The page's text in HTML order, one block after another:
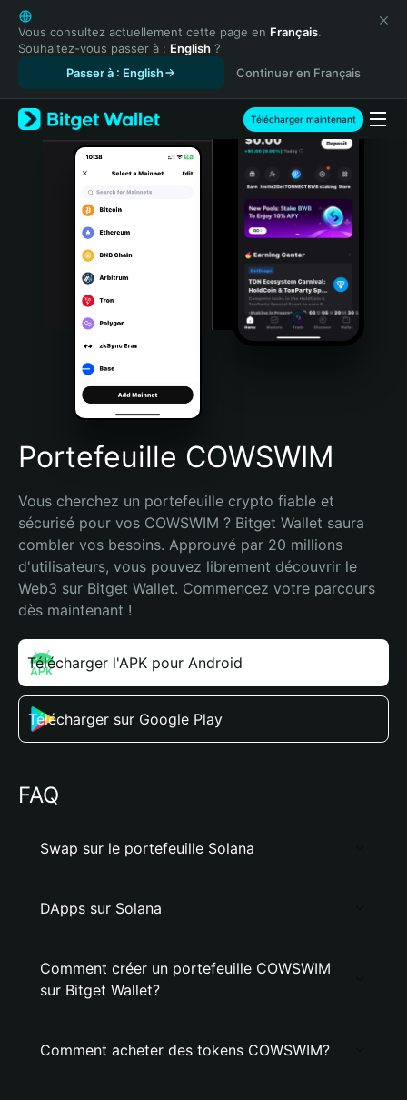
English
日本語
Tiếng Việt
Español (Latinoamérica)
Türkçe
Italiano
Português (Portugal)
Bahasa Indonesia
Português (Brasil)
Español (Argentina)
Vous consultez actuellement cette page en Français.
Souhaitez-vous passer à : English ?
Passer à : English
Continuer en Français
Télécharger maintenant
Portefeuille COWSWIM
Vous cherchez un portefeuille crypto fiable et
sécurisé pour vos COWSWIM ? Bitget Wallet saura
combler vos besoins. Approuvé par 20 millions
d'utilisateurs, vous pouvez librement découvrir le
Web3 sur Bitget Wallet. Commencez votre parcours
dès maintenant !
Télécharger l'APK pour Android
Télécharger sur Google Play
FAQ
Swap sur le portefeuille Solana
DApps sur Solana
Comment créer un portefeuille COWSWIM
sur Bitget Wallet?
Comment acheter des tokens COWSWIM?